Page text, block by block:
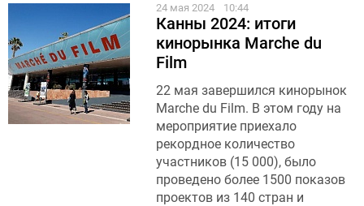
24 мая 2024 10:44
Канны 2024: итоги
кинорынка Marche du
Film
22 мая завершился кинорынок
Marche du Film. В этом году на
мероприятие приехало
рекордное количество
участников (15 000), было
проведено более 1500 показов
проектов из 140 стран и